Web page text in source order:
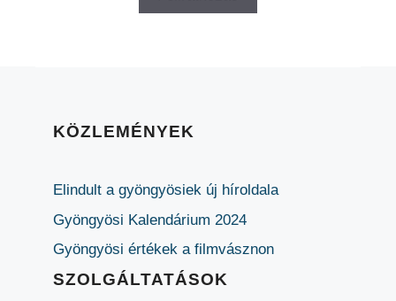
KÖZLEMÉNYEK
Elindult a gyöngyösiek új híroldala
Gyöngyösi Kalendárium 2024
Gyöngyösi értékek a filmvásznon
SZOLGÁLTATÁSOK